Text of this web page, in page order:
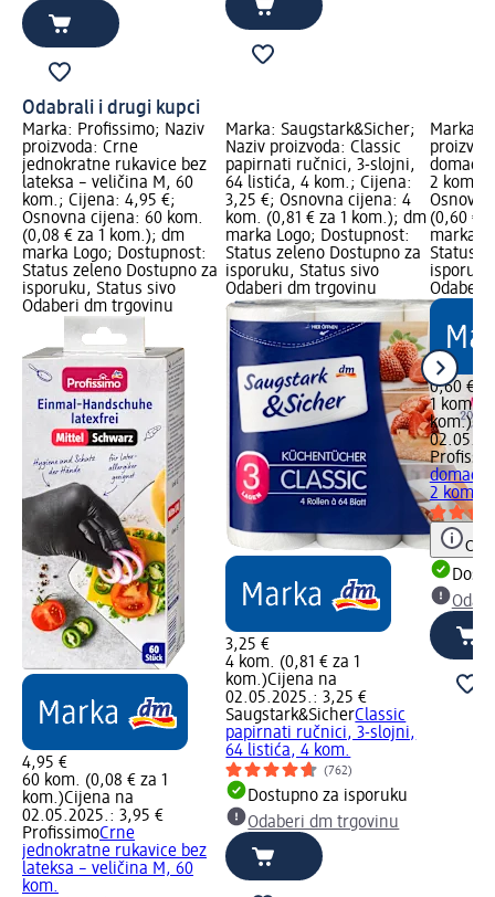
Odabrali i drugi kupci
Marka: Profissimo; Naziv
proizvoda: Crne
jednokratne rukavice bez
lateksa – veličina M, 60
kom.; Cijena: 4,95 €;
Osnovna cijena: 60 kom.
(0,08 € za 1 kom.); dm
marka Logo; Dostupnost:
Status zeleno Dostupno za
isporuku, Status sivo
Odaberi dm trgovinu
4,95 €
60 kom. (0,08 € za 1
kom.)Cijena na
02.05.2025.: 3,95 €
ProfissimoCrne
jednokratne rukavice bez
lateksa – veličina M, 60
kom.
Marka: Saugstark&Sicher;
Naziv proizvoda: Classic
papirnati ručnici, 3-slojni,
64 listića, 4 kom.; Cijena:
3,25 €; Osnovna cijena: 4
kom. (0,81 € za 1 kom.); dm
marka Logo; Dostupnost:
Status zeleno Dostupno za
isporuku, Status sivo
Odaberi dm trgovinu
3,25 €
4 kom. (0,81 € za 1
kom.)Cijena na
02.05.2025.: 3,25 €
Saugstark&SicherClassic
papirnati ručnici, 3-slojni,
64 listića, 4 kom.
(762)
Dostupno za isporuku
Odaberi dm trgovinu
Marka:
2 kom.;
(0,60 €
marka
Status
Odaberi
0,60 €
1 kom.
kom.)
2 kom.